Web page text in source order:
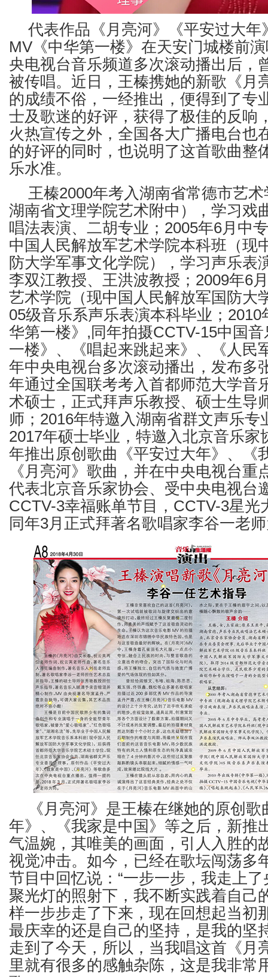
代表作品《月亮河》《平安过大年
MV《中华第一楼》在天安门城楼前
央电视台音乐频道多次滚动播出后，
被传唱。近日，王榛携她的新歌《月
的成绩不俗，一经推出，便得到了专
士及歌迷的好评，获得了极佳的反响
火热宣传之外，全国各大广播电台也
的好评的同时，也说明了这首歌曲整
乐水准。
王榛2000年考入湖南省常德市艺
湖南省文理学院艺术附中），学习戏
唱法表演、二胡专业；2005年6月中
中国人民解放军艺术学院本科班（现
防大学军事文化学院），学习声乐表
李双江教授、王洪波教授；2009年6
艺术学院（现中国人民解放军国防大
05级音乐系声乐表演本科毕业；2010
华第一楼》,同年拍摄CCTV-15中国
一楼》、《唱起来跳起来》、《人民
年中央电视台多次滚动播出，发布多
年通过全国联考考入首都师范大学音
术硕士，正式拜声乐教授、硕士生导
师；2016年特邀入湖南省群文声乐专
2017年硕士毕业，特邀入北京音乐家
年推出原创歌曲《平安过大年》、《
《月亮河》歌曲，并在中央电视台重
代表北京音乐家协会、受中央电视台
CCTV-3幸福账单节目，CCTV-3星光
同年3月正式拜著名歌唱家李谷一老
《月亮河》是王榛在继她的原创
年》、《我家是中国》等之后，新推
气温婉，其唯美的画面，引人入胜的
视觉冲击。如今，已经在歌坛闯荡多
节目中回忆说：“一步一步，我走上
聚光灯的照射下，我不断实践着自己
样一步步走了下来，现在回想起当初
最庆幸的还是自己的坚持，是我的坚
走到了今天，所以，当我唱这首《月
里就有很多的感触杂陈，这是我非常